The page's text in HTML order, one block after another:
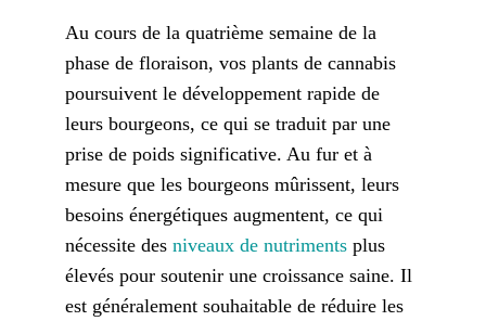
Au cours de la quatrième semaine de la
phase de floraison, vos plants de cannabis
poursuivent le développement rapide de
leurs bourgeons, ce qui se traduit par une
prise de poids significative. Au fur et à
mesure que les bourgeons mûrissent, leurs
besoins énergétiques augmentent, ce qui
nécessite des niveaux de nutriments plus
élevés pour soutenir une croissance saine. Il
est généralement souhaitable de réduire les